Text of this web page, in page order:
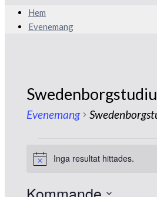
Hem
Evenemang
Evenemang
Notis Inga resultat hittades.